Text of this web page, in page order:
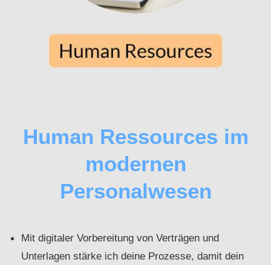
Human Ressources im
modernen
Personalwesen
Mit digitaler Vorbereitung von Verträgen und
Unterlagen stärke ich deine Prozesse, damit dein